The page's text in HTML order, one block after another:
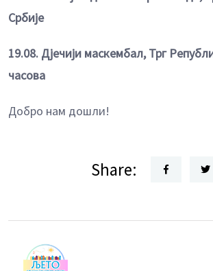
Србије
19.08. Дјечији маскембал, Трг
часова
Добро нам дошли!
Share: